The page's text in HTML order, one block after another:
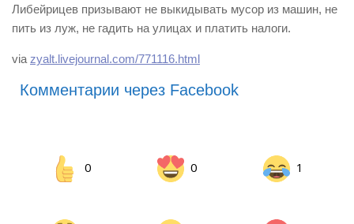
Либейрицев призывают не выкидывать мусор из машин, не
пить из луж, не гадить на улицах и платить налоги.
via zyalt.livejournal.com/771116.html
Комментарии через Facebook
0 0 1